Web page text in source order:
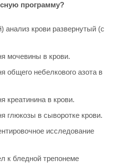
программу?
анализ крови развернутый (с
мочевины в крови.
общего небелкового азота в
креатинина в крови.
глюкозы в сыворотке крови.
исследование
к бледной трепонеме